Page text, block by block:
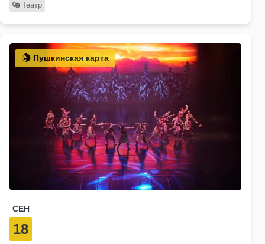
Театр
Пушкинская карта
СЕН
18